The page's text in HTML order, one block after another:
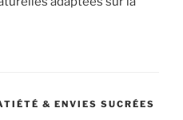
& ENVIES SUCRÉES